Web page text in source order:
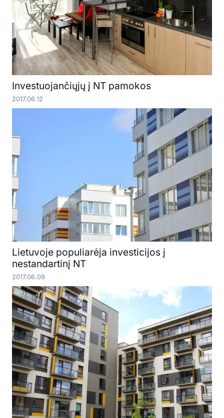
Investuojančiųjų į NT pamokos
2017.06.12
Lietuvoje populiarėja investicijos į
nestandartinį NT
2017.06.09